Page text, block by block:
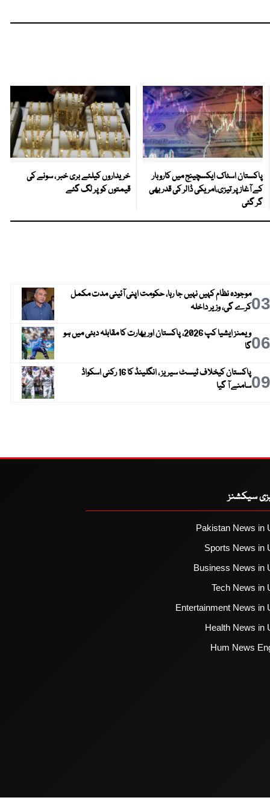
پاکستان اسٹاک ایکسچینج میں کاروبار
کے آغاز پر تیزی،امریکی ڈالر کی قدر بھی
گر گئی
خریداروں کیلئے بری خبر ، سونے کی
قیمتوں کو پر لگ گئے
03موجودہ نظام کہیں نہیں جا رہا، حکومت اپنی آئینی مدت مکمل
کرے گی، وزیر داخلہ
06
ویمنز ایشیا کپ 2026، پاکستان اور بھارت کا مقابلہ دبئی میں ہو
گا
09
پاکستان کیخلاف ٹیسٹ سیریز ، انگلینڈ کا 16 رکنی اسکواڈ
سامنے آ گیا
سیکشنز
Pakistan News in
Sports News in
Business News in
Tech News in
Entertainment News in
Health News in
Hum News